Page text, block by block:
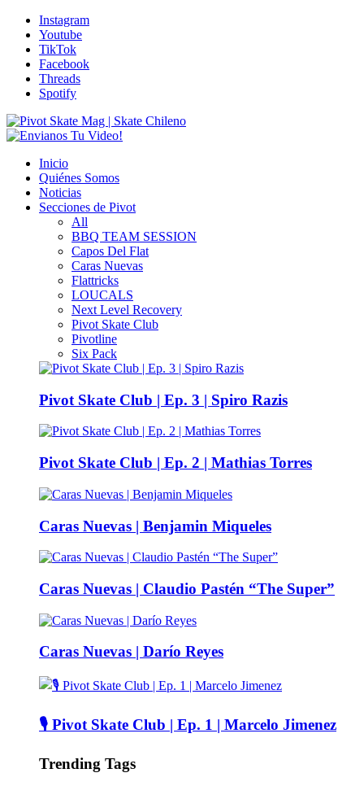
Instagram
Youtube
TikTok
Facebook
Threads
Spotify
Inicio
Quiénes Somos
Noticias
Secciones de Pivot
All
BBQ TEAM SESSION
Capos Del Flat
Caras Nuevas
Flattricks
LOUCALS
Next Level Recovery
Pivot Skate Club
Pivotline
Six Pack
Pivot Skate Club | Ep. 3 | Spiro Razis
Pivot Skate Club | Ep. 2 | Mathias Torres
Caras Nuevas | Benjamin Miqueles
Caras Nuevas | Claudio Pastén “The Super”
Caras Nuevas | Darío Reyes
🎙️ Pivot Skate Club | Ep. 1 | Marcelo Jimenez
Trending Tags